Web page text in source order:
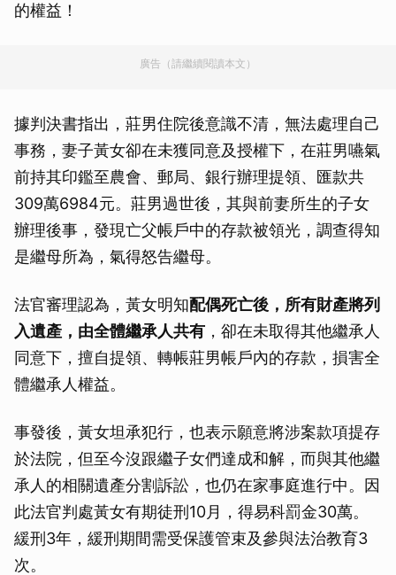
的權益！
廣告（請繼續閱讀本文）
據判決書指出，莊男住院後意識不清，無法處理自己
事務，妻子黃女卻在未獲同意及授權下，在莊男嚥氣
前持其印鑑至農會、郵局、銀行辦理提領、匯款共
309萬6984元。莊男過世後，其與前妻所生的子女
辦理後事，發現亡父帳戶中的存款被領光，調查得知
是繼母所為，氣得怒告繼母。
法官審理認為，黃女明知配偶死亡後，所有財產將列
入遺產，由全體繼承人共有 ，卻在未取得其他繼承人
同意下，擅自提領、轉帳莊男帳戶內的存款，損害全
體繼承人權益。
事發後，黃女坦承犯行，也表示願意將涉案款項提存
於法院，但至今沒跟繼子女們達成和解，而與其他繼
承人的相關遺產分割訴訟，也仍在家事庭進行中。因
此法官判處黃女有期徒刑10月，得易科罰金30萬。
緩刑3年，緩刑期間需受保護管束及參與法治教育3
次。